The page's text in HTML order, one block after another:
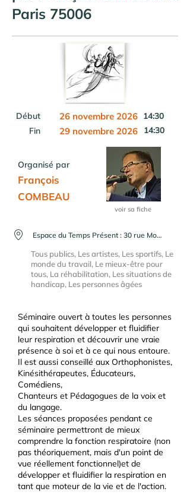
Paris 75006
Début 26 novembre 2026 14:30
Fin
29 novembre 2026 14:30
Organisé par
François
COMBEAU
voir sa fiche
Espace du Temps Présent : 30 rue Monsieur le Prince 75006 Paris
Tous publics, Les artistes, Les sportifs, Le
monde du travail, Le mieux-être pour
tous, La réhabilitation, Les situations de
handicap, Les personnes âgées
Séminaire ouvert à toutes les personnes
qui souhaitent développer et fluidifier
leur respiration et découvrir une vraie
présence à soi et à ce qui nous entoure.
Il est aussi conseillé aux Orthophonistes,
Kinésithérapeutes, Éducateurs,
Comédiens,
Chanteurs et Pédagogues de la voix et
du langage.
Les séances proposées pendant ce
séminaire permettront de mieux
comprendre la fonction respiratoire (non
pas théoriquement, mais d'un point de
vue réellement fonctionnel)et de
développer et fluidifier la respiration en
tant que moteur de la vie et de l'action.